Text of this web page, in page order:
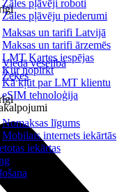
Maksas un tarifi Latvijā
Maksas un tarifi ārzemēs
LMT Kartes iespējas
Kur nopirkt
Kā kļūt par LMT klientu
eSIM tehnoloģija
Zāles pļāvēji roboti
Zāles pļāvēju piederumi
Viedā veselība
Zeķes
Nomaksas līgums
Mobilais internets iekārtās
iekārtas